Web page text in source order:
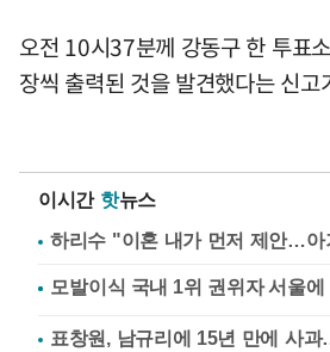
오전 10시37분께 강동구 한 투표
장씩 출력된 것을 발견했다는 신고
이시간 핫뉴스
하리수 "이혼 내가 먼저 제안…아
표창원, 남규리에 15년 만에 사